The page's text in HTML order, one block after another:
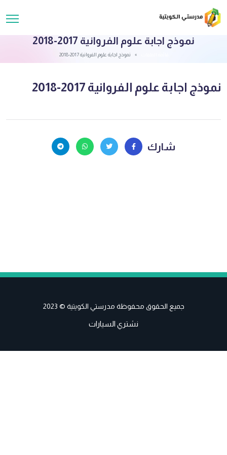
نموذج اجابة علوم الفروانية 2017-2018
نموذج اجابة علوم الفروانية 2017-2018
نموذج اجابة علوم الفروانية 2017-2018
شارك
جميع الحقوق محفوظة مدرستي الكويتية © 2023
نشتري السيارات